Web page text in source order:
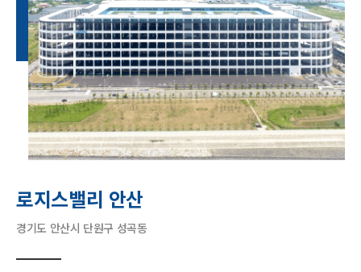
로지스밸리 안산
경기도 안산시 단원구 성곡동